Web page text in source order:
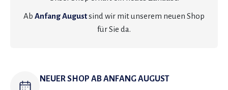
Ab Anfang Augustsind wir mit unserem neuen Shop
für Sie da.
NEUER SHOP AB ANFANG AUGUST